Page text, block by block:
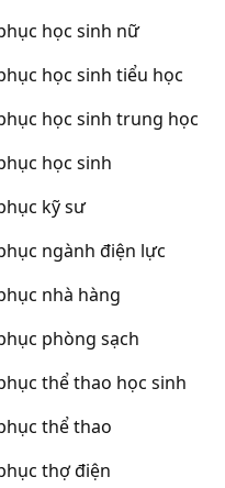
học sinh nữ
học sinh tiểu học
học sinh trung học
học sinh
kỹ sư
ngành điện lực
nhà hàng
phòng sạch
thể thao học sinh
thể thao
thợ điện